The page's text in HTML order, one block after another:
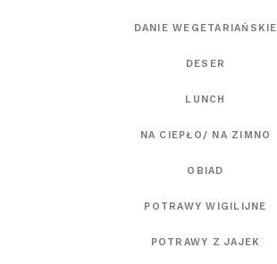
DANIE WEGETARIAŃSKIE
DESER
LUNCH
NA CIEPŁO/ NA ZIMNO
OBIAD
POTRAWY WIGILIJNE
POTRAWY Z JAJEK